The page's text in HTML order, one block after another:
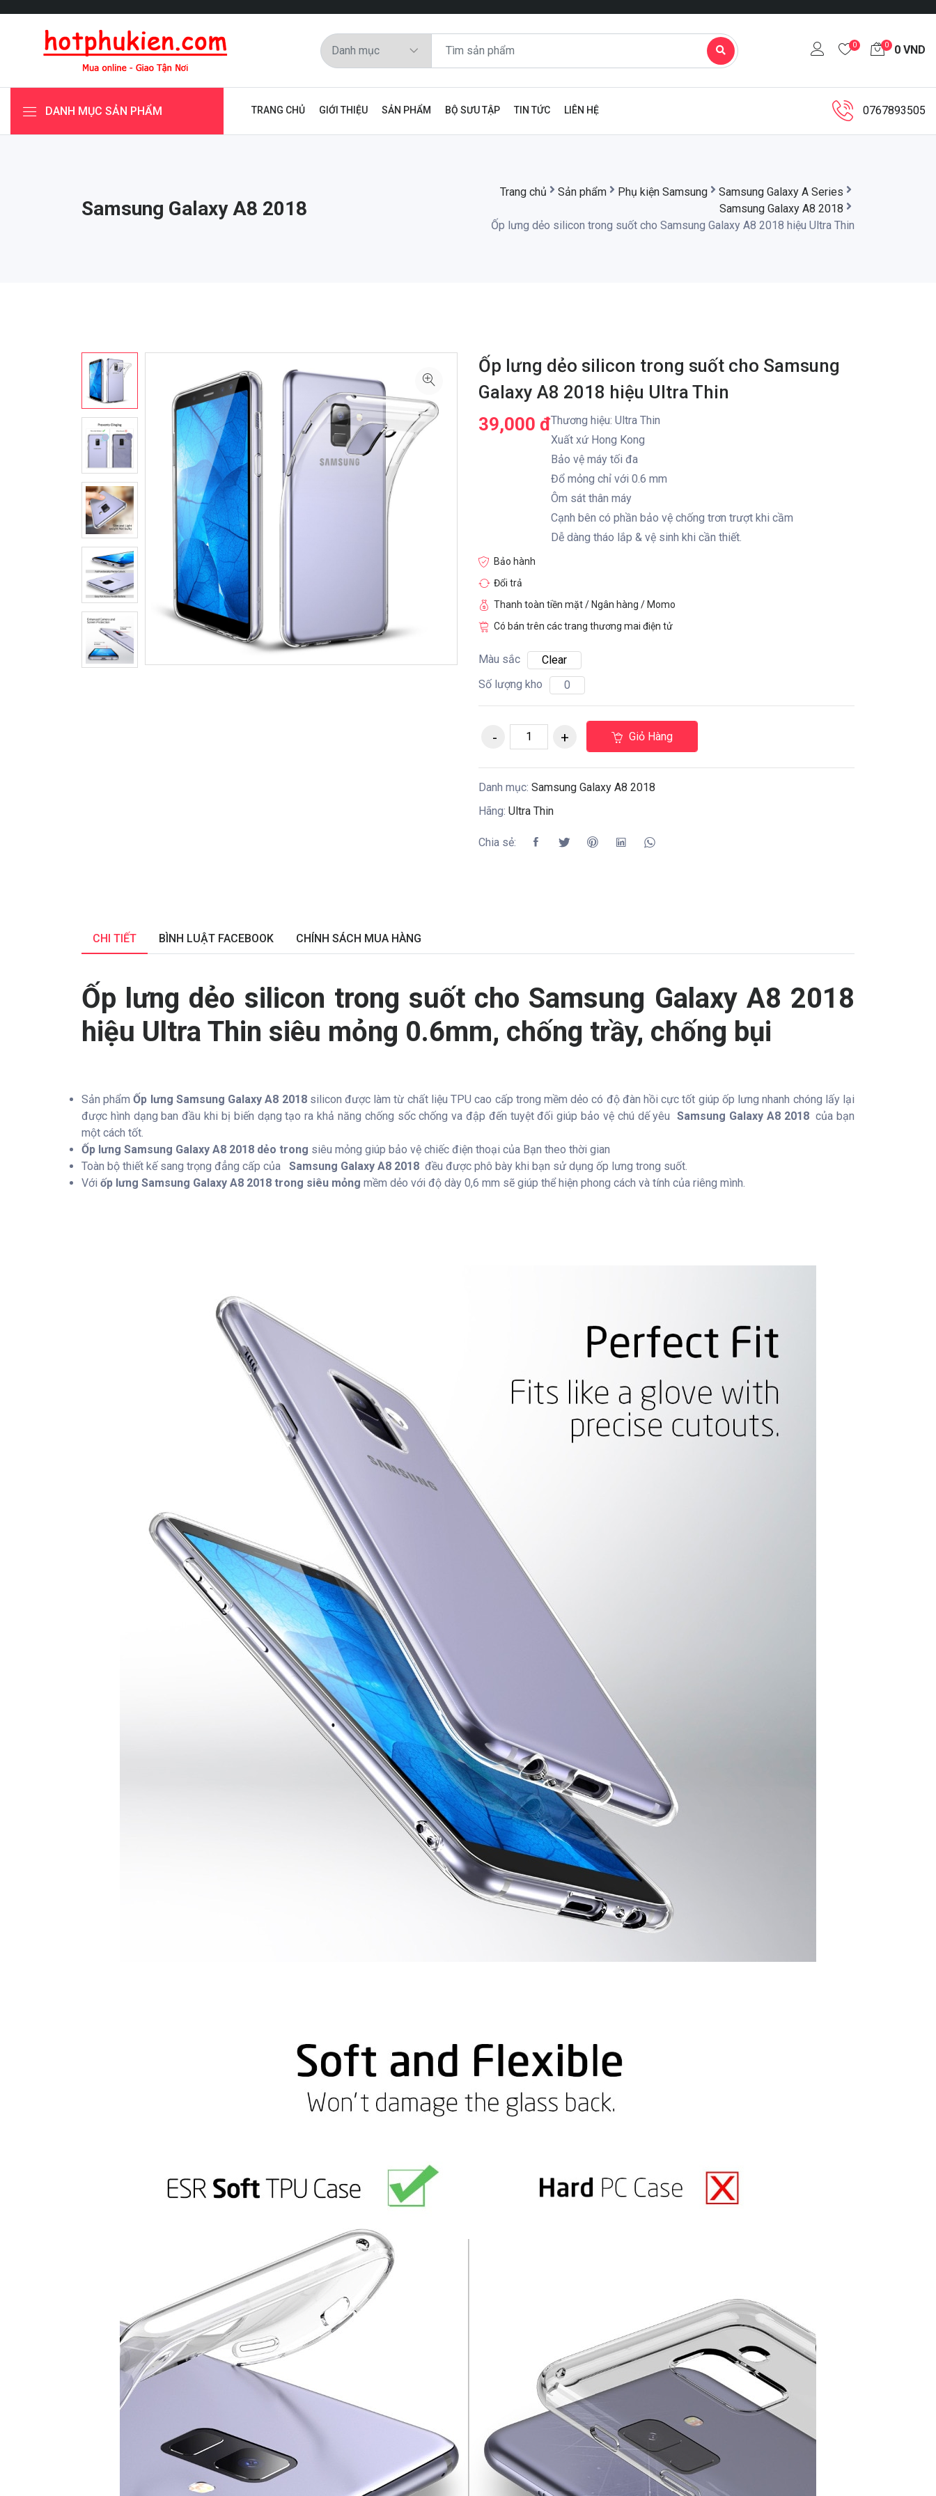
0 0 0 VND
DANH MỤC SẢN PHẨM TRANG CHỦ GIỚI THIỆU SẢN PHẨM BỘ SƯU TẬP TIN TỨC LIÊN HỆ 0767893505
Samsung Galaxy A8 2018
Trang chủ Sản phẩm Phụ kiện Samsung
Samsung Galaxy A Series
Samsung Galaxy A8 2018
Ốp lưng dẻo silicon trong suốt cho Samsung Galaxy A8 2018 hiệu Ultra Thin
Ốp lưng dẻo silicon trong suốt cho Samsung
Galaxy A8 2018 hiệu Ultra Thin
39,000 đThương hiệu: Ultra Thin
Xuất xứ Hong Kong
Bảo vệ máy tối đa
Đổ mỏng chỉ với 0.6 mm
Ôm sát thân máy
Cạnh bên có phần bảo vệ chống trơn trượt khi cầm
Dễ dàng tháo lắp & vệ sinh khi cần thiết.
Bảo hành
Đổi trả
Thanh toàn tiền mặt / Ngân hàng / Momo
Có bán trên các trang thương mai điện tử
Màu sắc
Clear
Số lượng kho
0
Giỏ Hàng
Danh mục: Samsung Galaxy A8 2018
Hãng: Ultra Thin
Chia sẻ:
CHI TIẾT BÌNH LUẬT FACEBOOK CHÍNH SÁCH MUA HÀNG
Ốp lưng dẻo silicon trong suốt cho Samsung Galaxy A8 2018
hiệu Ultra Thin siêu mỏng 0.6mm, chống trầy, chống bụi
Sản phẩmỐp lưng Samsung Galaxy A8 2018 silicon được làm từ chất liệu TPU cao cấp trong mềm dẻo có độ đàn hồi cực tốt giúp ốp lưng nhanh chóng lấy lại
được hình dạng ban đầu khi bị biến dạng tạo ra khả năng chống sốc chống va đập đến tuyệt đối giúp bảo vệ chú dế yêu Samsung Galaxy A8 2018của bạn
một cách tốt.
Ốp lưng Samsung Galaxy A8 2018 dẻo trong siêu mỏng giúp bảo vệ chiếc điện thoại của Bạn theo thời gian
Toàn bộ thiết kế sang trọng đẳng cấp của
Samsung Galaxy A8 2018 đều được phô bày khi bạn sử dụng ốp lưng trong suốt.
Với ốp lưng Samsung Galaxy A8 2018 trong siêu mỏng mềm dẻo với độ dày 0,6 mm sẽ giúp thể hiện phong cách và tính của riêng mình.